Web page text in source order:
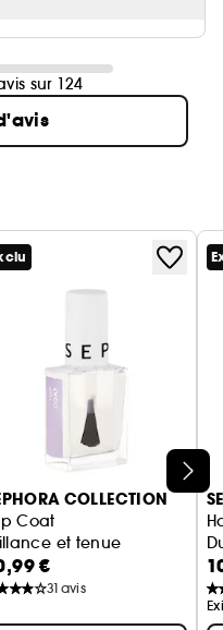
sur 124
COLLECTION
Coat
et tenue
€
31 avis